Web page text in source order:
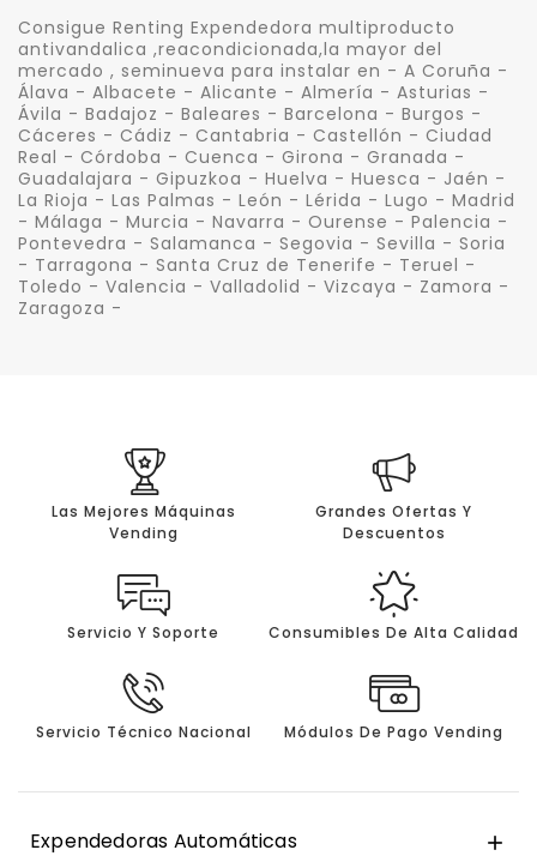
Consigue Renting Expendedora multiproducto
antivandalica ,reacondicionada,la mayor del
mercado , seminueva para instalar en - A Coruña -
Álava - Albacete - Alicante - Almería - Asturias -
Ávila - Badajoz - Baleares - Barcelona - Burgos -
Cáceres - Cádiz - Cantabria - Castellón - Ciudad
Real - Córdoba - Cuenca - Girona - Granada -
Guadalajara - Gipuzkoa - Huelva - Huesca - Jaén -
La Rioja - Las Palmas - León - Lérida - Lugo - Madrid
- Málaga - Murcia - Navarra - Ourense - Palencia -
Pontevedra - Salamanca - Segovia - Sevilla - Soria
- Tarragona - Santa Cruz de Tenerife - Teruel -
Toledo - Valencia - Valladolid - Vizcaya - Zamora -
Zaragoza -
Las Mejores Máquinas
Vending
Grandes Ofertas Y
Descuentos
Servicio Y Soporte Consumibles De Alta Calidad
Servicio Técnico Nacional Módulos De Pago Vending
Expendedoras Automáticas 